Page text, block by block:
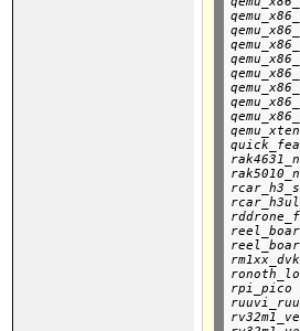
rm1xx_dvk
rpi_pico